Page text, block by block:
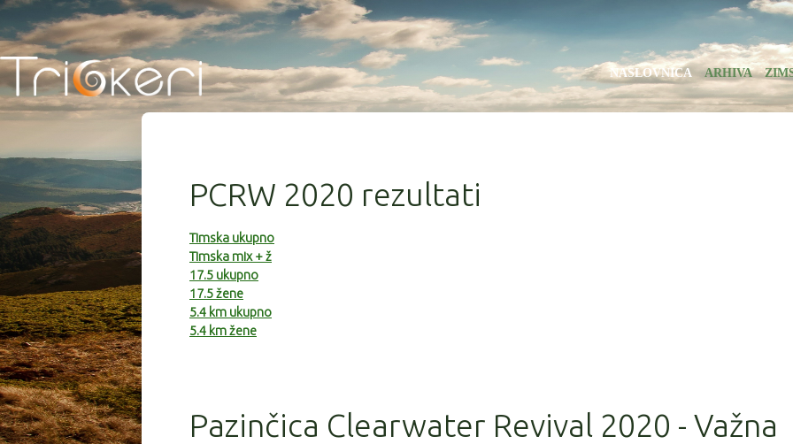
NASLOVNICA ARHIVA
PCRW 2020 rezultati
Timska ukupno
Timska mix + ž
17.5 ukupno
17.5 žene
5.4 km ukupno
5.4 km žene
Pazinčica Clearwater Revival 2020 - Važna